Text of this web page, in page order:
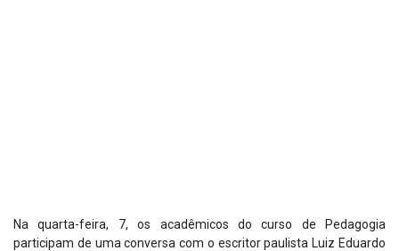
Na quarta-feira, 7, os acadêmicos do curso de Pedagogia
participam de uma conversa com o escritor paulista Luiz Eduardo